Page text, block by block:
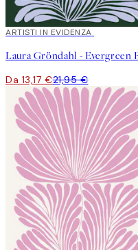
40%*
ARTISTI IN EVIDENZA
Da 13,17 €21,95 €